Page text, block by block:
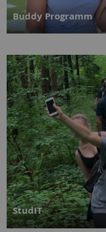
Buddy Programm
StudIT